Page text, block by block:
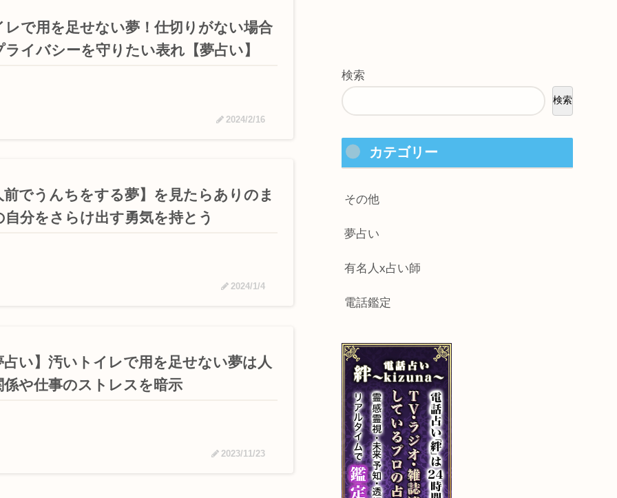
レで用を足せない夢！仕切りがない場合
ライバシーを守りたい表れ【夢占い】
2024/2/16
前でうんちをする夢】を見たらありのま
自分をさらけ出す勇気を持とう
2024/1/4
占い】汚いトイレで用を足せない夢は人
係や仕事のストレスを暗示
2023/11/23
検索
検索
カテゴリー
その他
夢占い
有名人x占い師
電話鑑定